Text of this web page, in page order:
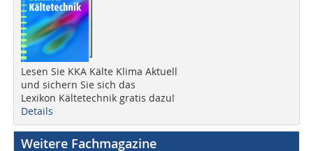
Lesen Sie KKA Kälte Klima Aktuell
und sichern Sie sich das
Lexikon Kältetechnik gratis dazu!
Details
Weitere Fachmagazine